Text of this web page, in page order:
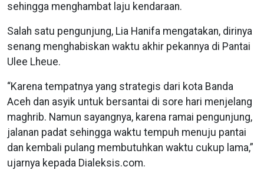
sehingga menghambat laju kendaraan.
Salah satu pengunjung, Lia Hanifa mengatakan, dirinya
senang menghabiskan waktu akhir pekannya di Pantai
Ulee Lheue.
“Karena tempatnya yang strategis dari kota Banda
Aceh dan asyik untuk bersantai di sore hari menjelang
maghrib. Namun sayangnya, karena ramai pengunjung,
jalanan padat sehingga waktu tempuh menuju pantai
dan kembali pulang membutuhkan waktu cukup lama,”
ujarnya kepada Dialeksis.com.